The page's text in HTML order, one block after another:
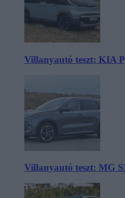
Villanyautó teszt: KIA
Villanyautó teszt: MG